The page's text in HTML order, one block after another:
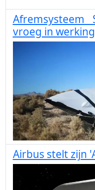
Afremsysteem
vroeg in werking
Airbus stelt zijn